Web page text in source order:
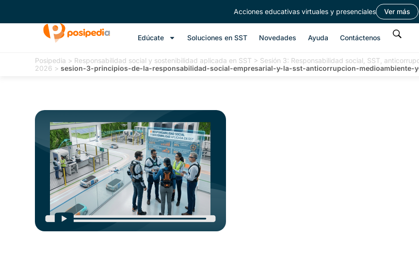
Acciones educativas virtuales y presenciales Ver más
Edúcate Soluciones en SST Novedades Ayuda Contáctenos
Posipedia > Responsabilidad social y sostenibilidad aplicada en SST > Sesión 3: Responsabilidad social, SST,
2026 > sesion-3-principios-de-la-responsabilidad-social-empresarial-y-la-sst-anticorrupcion-medioambiente-